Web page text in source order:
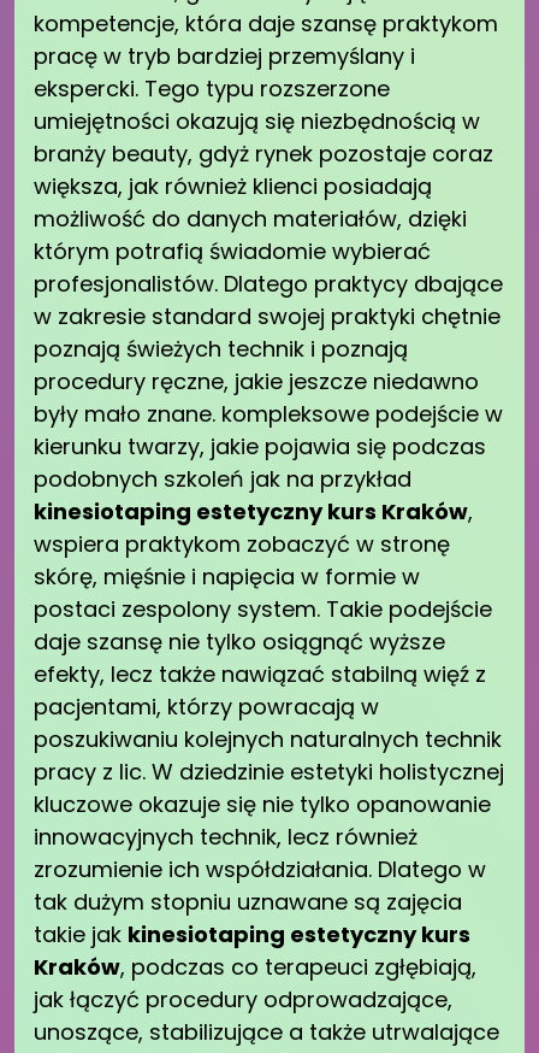
kompetencje, która daje szansę praktykom
pracę w tryb bardziej przemyślany i
ekspercki. Tego typu rozszerzone
umiejętności okazują się niezbędnością w
branży beauty, gdyż rynek pozostaje coraz
większa, jak również klienci posiadają
możliwość do danych materiałów, dzięki
którym potrafią świadomie wybierać
profesjonalistów. Dlatego praktycy dbające
w zakresie standard swojej praktyki chętnie
poznają świeżych technik i poznają
procedury ręczne, jakie jeszcze niedawno
były mało znane. kompleksowe podejście w
kierunku twarzy, jakie pojawia się podczas
podobnych szkoleń jak na przykład
kinesiotaping estetyczny kurs Kraków,
wspiera praktykom zobaczyć w stronę
skórę, mięśnie i napięcia w formie w
postaci zespolony system. Takie podejście
daje szansę nie tylko osiągnąć wyższe
efekty, lecz także nawiązać stabilną więź z
pacjentami, którzy powracają w
poszukiwaniu kolejnych naturalnych technik
pracy z lic. W dziedzinie estetyki holistycznej
kluczowe okazuje się nie tylko opanowanie
innowacyjnych technik, lecz również
zrozumienie ich współdziałania. Dlatego w
tak dużym stopniu uznawane są zajęcia
takie jak kinesiotaping estetyczny kurs
Kraków, podczas co terapeuci zgłębiają,
jak łączyć procedury odprowadzające,
unoszące, stabilizujące a także utrwalające